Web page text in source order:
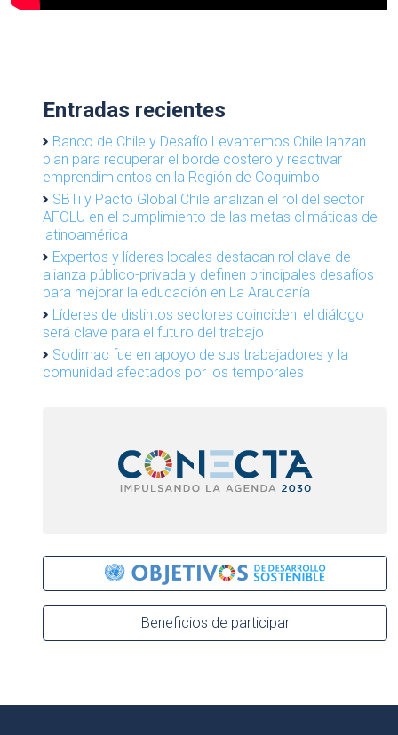
Entradas recientes
Banco de Chile y Desafío Levantemos Chile lanzan
plan para recuperar el borde costero y reactivar
emprendimientos en la Región de Coquimbo
SBTi y Pacto Global Chile analizan el rol del sector
AFOLU en el cumplimiento de las metas climáticas de
latinoamérica
Expertos y líderes locales destacan rol clave de
alianza público-privada y definen principales desafíos
para mejorar la educación en La Araucanía
Líderes de distintos sectores coinciden: el diálogo
será clave para el futuro del trabajo
Sodimac fue en apoyo de sus trabajadores y la
comunidad afectados por los temporales
Beneficios de participar